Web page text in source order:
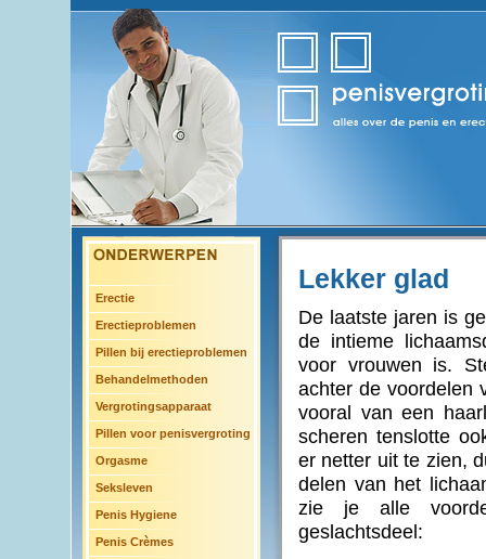
Erectie
Erectieproblemen
Pillen bij erectieproblemen
Behandelmethoden
Vergrotingsapparaat
Pillen voor penisvergroting
Orgasme
Seksleven
Penis Hygiene
Penis Crèmes
Lekker glad
De laatste jaren is
de intieme
voor vrouwen is.
achter de voordelen
vooral van een
scheren tenslotte
er netter uit te zien,
delen van het
zie je alle
geslachtsdeel: